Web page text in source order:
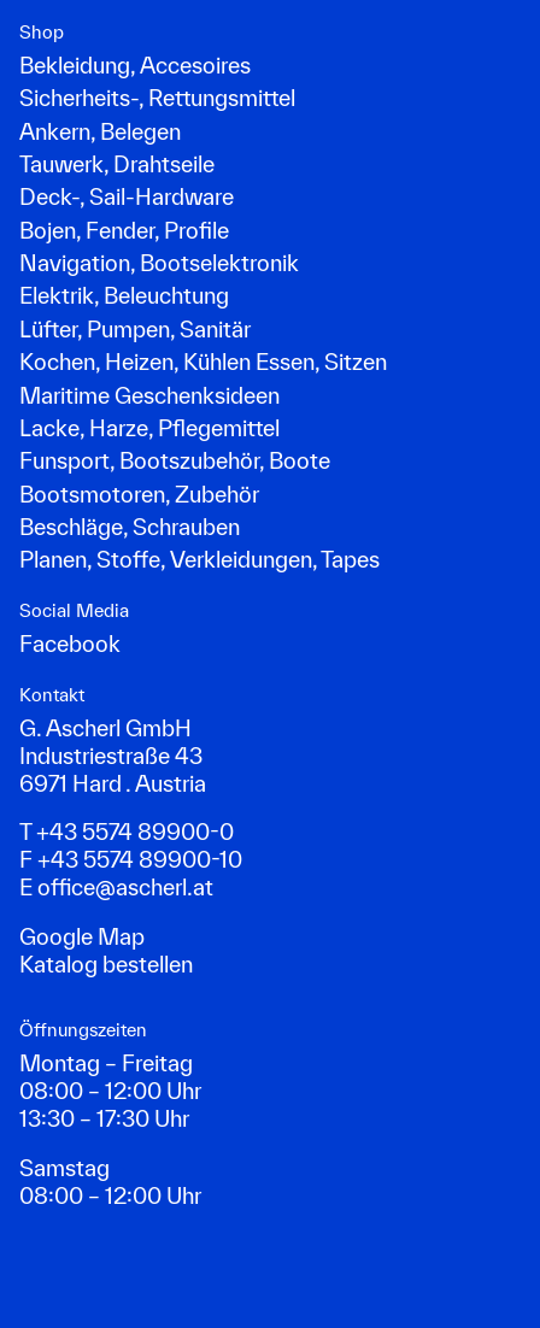
Shop
Bekleidung, Accesoires
Sicherheits-, Rettungsmittel
Ankern, Belegen
Tauwerk, Drahtseile
Deck-, Sail-Hardware
Bojen, Fender, Profile
Navigation, Bootselektronik
Elektrik, Beleuchtung
Lüfter, Pumpen, Sanitär
Kochen, Heizen, Kühlen Essen, Sitzen
Maritime Geschenksideen
Lacke, Harze, Pflegemittel
Funsport, Bootszubehör, Boote
Bootsmotoren, Zubehör
Beschläge, Schrauben
Planen, Stoffe, Verkleidungen, Tapes
Social Media
Facebook
Kontakt
G. Ascherl GmbH
Industriestraße 43
6971 Hard . Austria
T +43 5574 89900-0
F +43 5574 89900-10
Eoffice@ascherl.at
Google Map
Katalog bestellen
Öffnungszeiten
Montag – Freitag
08:00 – 12:00 Uhr
13:30 – 17:30 Uhr
Samstag
08:00 – 12:00 Uhr